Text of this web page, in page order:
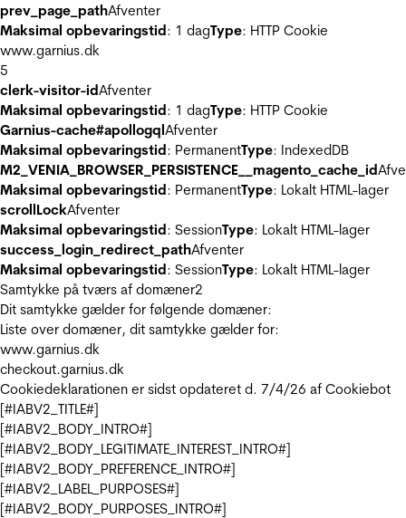
prev_page_pathAfventer
Maksimal opbevaringstid: 1 dagType: HTTP Cookie
www.garnius.dk
5
clerk-visitor-idAfventer
Maksimal opbevaringstid: 1 dagType: HTTP Cookie
Garnius-cache#apollogqlAfventer
Maksimal opbevaringstid: PermanentType: IndexedDB
M2_VENIA_BROWSER_PERSISTENCE__magento_cache_id
Maksimal opbevaringstid: PermanentType: Lokalt HTML-lager
scrollLockAfventer
Maksimal opbevaringstid: SessionType: Lokalt HTML-lager
success_login_redirect_pathAfventer
Maksimal opbevaringstid: SessionType: Lokalt HTML-lager
Samtykke på tværs af domæner2
Dit samtykke gælder for følgende domæner:
Liste over domæner, dit samtykke gælder for:
www.garnius.dk
checkout.garnius.dk
Cookiedeklarationen er sidst opdateret d. 7/4/26 af Cookiebot
[#IABV2_TITLE#]
[#IABV2_BODY_INTRO#]
[#IABV2_BODY_LEGITIMATE_INTEREST_INTRO#]
[#IABV2_BODY_PREFERENCE_INTRO#]
[#IABV2_LABEL_PURPOSES#]
[#IABV2_BODY_PURPOSES_INTRO#]